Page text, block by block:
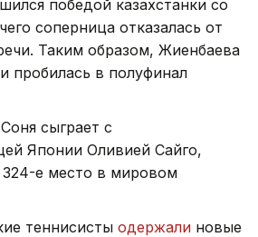
победой казахстанки со
соперница отказалась от
Таким образом, Жиенбаева
пробилась в полуфинал
сыграет с
Японии Оливией Сайго,
324-е место в мировом
теннисисты одержали новые